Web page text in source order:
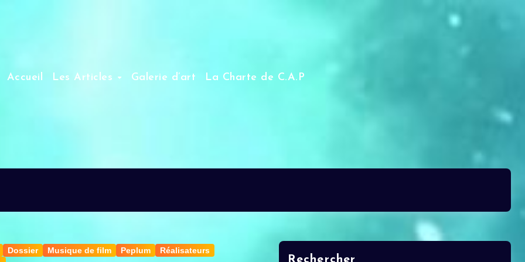
Accueil Les Articles Galerie d’art La Charte de C.A.P
Dossier Musique de film Peplum
Réalisateurs
Rechercher